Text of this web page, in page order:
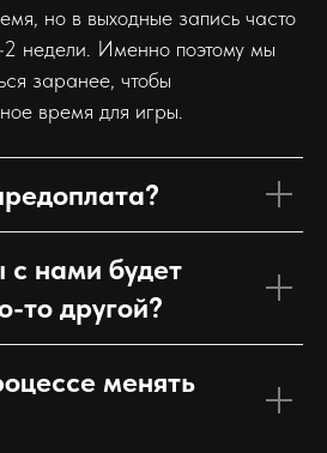
но в выходные запись часто
недели. Именно поэтому мы
заранее, чтобы
время для игры.
с нами будет
то другой?
менять